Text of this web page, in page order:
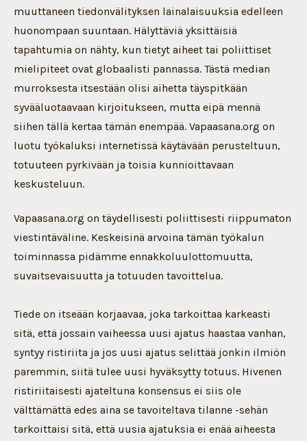
muuttaneen tiedonvälityksen lainalaisuuksia edelleen
huonompaan suuntaan. Hälyttäviä yksittäisiä
tapahtumia on nähty, kun tietyt aiheet tai poliittiset
mielipiteet ovat globaalisti pannassa. Tästä median
murroksesta itsestään olisi aihetta täyspitkään
syvääluotaavaan kirjoitukseen, mutta eipä mennä
siihen tällä kertaa tämän enempää. Vapaasana.org on
luotu työkaluksi internetissä käytävään perusteltuun,
totuuteen pyrkivään ja toisia kunnioittavaan
keskusteluun.
Vapaasana.org on täydellisesti poliittisesti riippumaton
viestintäväline. Keskeisinä arvoina tämän työkalun
toiminnassa pidämme ennakkoluulottomuutta,
suvaitsevaisuutta ja totuuden tavoittelua.
Tiede on itseään korjaavaa, joka tarkoittaa karkeasti
sitä, että jossain vaiheessa uusi ajatus haastaa vanhan,
syntyy ristiriita ja jos uusi ajatus selittää jonkin ilmiön
paremmin, siitä tulee uusi hyväksytty totuus. Hivenen
ristiriitaisesti ajateltuna konsensus ei siis ole
välttämättä edes aina se tavoiteltava tilanne -sehän
tarkoittaisi sitä, että uusia ajatuksia ei enää aiheesta